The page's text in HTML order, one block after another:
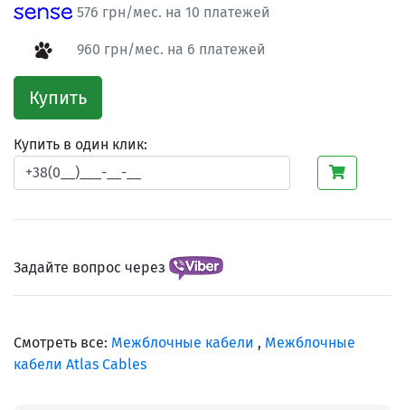
576 грн/мес. на 10 платежей
960 грн/мес. на 6 платежей
Купить
Купить в один клик:
Задайте вопрос через
Смотреть все: Межблочные кабели , Межблочные
кабели Atlas Cables